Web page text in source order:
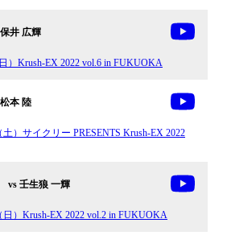
井 広輝
）Krush-EX 2022 vol.6 in FUKUOKA
本 陸
土）サイクリー PRESENTS Krush-EX 2022
vs 壬生狼 一輝
日）Krush-EX 2022 vol.2 in FUKUOKA